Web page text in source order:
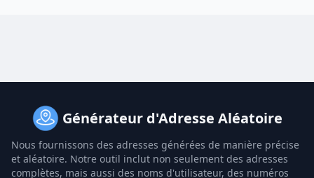
Générateur d'Adresse Aléatoire
Nous fournissons des adresses générées de manière précise
et aléatoire. Notre outil inclut non seulement des adresses
complètes, mais aussi des noms d'utilisateur, des numéros